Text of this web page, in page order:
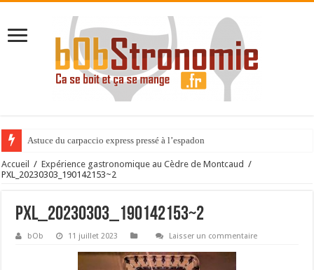
Astuce du carpaccio express pressé à l’espadon
Accueil / Expérience gastronomique au Cèdre de Montcaud /
PXL_20230303_190142153~2
PXL_20230303_190142153~2
bOb 11 juillet 2023 Laisser un commentaire